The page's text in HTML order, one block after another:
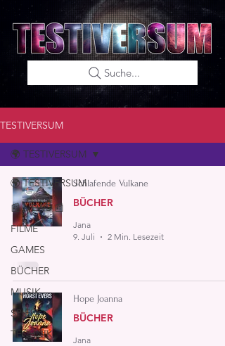
Suche...
TESTIVERSUM
🌍 TESTIVERSUM
📰 NEWS 📰
FILME
GAMES
BÜCHER
MUSIK
SPIELE
TECHNIK
🌍 TESTIVERSUM
Schlafende Vulkane
BÜCHER
Jana
9. Juli
2 Min. Lesezeit
Hope Joanna
BÜCHER
Jana